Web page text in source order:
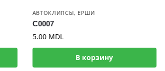
АВТОКЛИПСЫ, ЕРШИ
C0007
5.00 MDL
В корзину